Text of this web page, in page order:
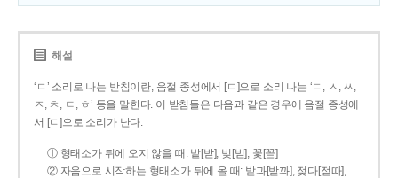
해설
‘ㄷ’ 소리로 나는 받침이란, 음절 종성에서 [ㄷ]으로 소리 나는 ‘ㄷ, ㅅ, ㅆ,
ㅈ, ㅊ, ㅌ, ㅎ’ 등을 말한다. 이 받침들은 다음과 같은 경우에 음절 종성에
서 [ㄷ]으로 소리가 난다.
① 형태소가 뒤에 오지 않을 때: 밭[받], 빚[빋], 꽃[꼳]
② 자음으로 시작하는 형태소가 뒤에 올 때: 밭과[받꽈], 젖다[젇따],